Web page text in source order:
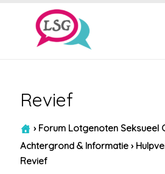
Revief
› Forum Lotgenoten Seksueel
Achtergrond & Informatie ›
Revief